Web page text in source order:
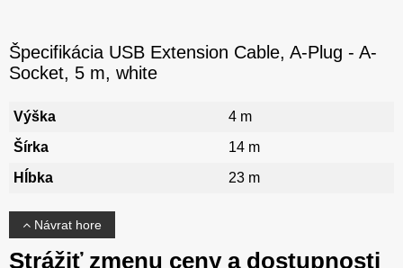
Špecifikácia USB Extension Cable, A-Plug - A-
Socket, 5 m, white
Výška
4 m
Šírka
14 m
Hĺbka
23 m
Návrat hore
Strážiť zmenu ceny a dostupnosti